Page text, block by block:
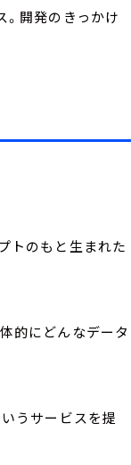
開発のきっかけ
トのもと生まれた
的にどんなデータ
うサービスを提